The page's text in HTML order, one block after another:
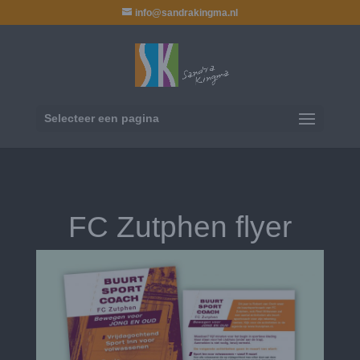
info@sandrakingma.nl
Selecteer een pagina
FC Zutphen flyer